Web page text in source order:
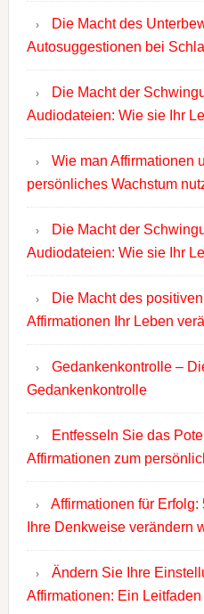
Die Macht des
Autosuggestionen bei
Die Macht der
Audiodateien: Wie sie Ihr
Wie man Affirmationen
persönliches Wachstum
Die Macht der
Audiodateien: Wie sie Ihr
Die Macht des
Affirmationen Ihr Leben
Gedankenkontrolle –
Gedankenkontrolle
Entfesseln Sie das
Affirmationen zum
Affirmationen für
Ihre Denkweise verändern
Ändern Sie Ihre
Affirmationen: Ein